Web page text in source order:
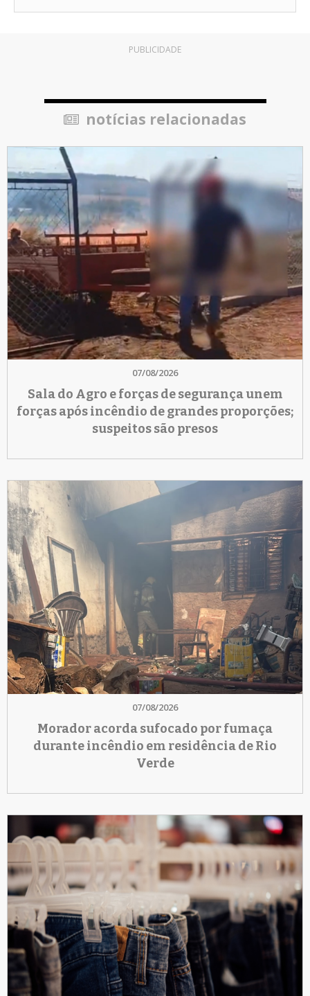
PUBLICIDADE
notícias relacionadas
07/08/2026
Sala do Agro e forças de segurança unem
forças após incêndio de grandes proporções;
suspeitos são presos
07/08/2026
Morador acorda sufocado por fumaça
durante incêndio em residência de Rio
Verde